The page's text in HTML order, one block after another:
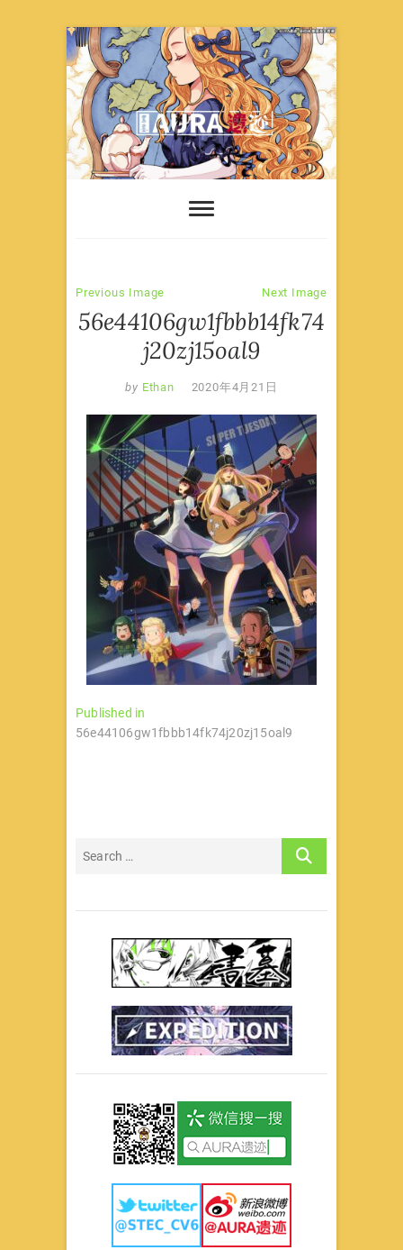
Skip
to
content
Previous Image Next Image
56e44106gw1fbbb14fk74
j20zj15oal9
by Ethan 2020年4月21日
文
章
Published in
56e44106gw1fbbb14fk74j20zj15oal9